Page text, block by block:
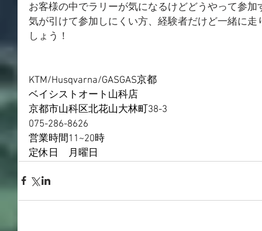
お客様の中でラリーが気になるけどどうやって参
気が引けて参加しにくい方、経験者だけど一緒に
しょう！
KTM/Husqvarna/GASGAS京都
ベイシストオート山科店
京都市山科区北花山大林町38-3
075-286-8626
営業時間11~20時
定休日　月曜日